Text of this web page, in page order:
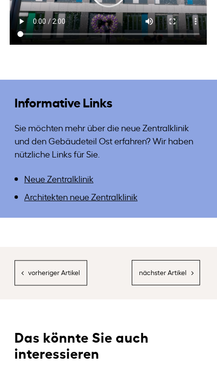
Informative Links
Sie möchten mehr über die neue Zentralklinik
und den Gebäudeteil Ost erfahren? Wir haben
nützliche Links für Sie.
Neue Zentralklinik
Architekten neue Zentralklinik
Das könnte Sie auch
interessieren